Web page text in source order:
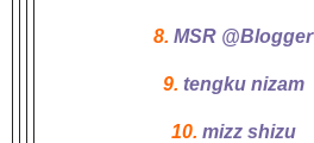
8. MSR @Blogger
9. tengku nizam
10. mizz shizu